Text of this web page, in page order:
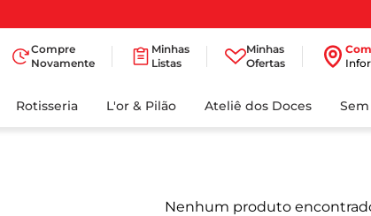
Compre
Novamente
Minhas
Listas
Minhas
Ofertas
Rotisseria L'or & Pilão Ateliê dos Doces
Nenhum produto
BUSCADOS